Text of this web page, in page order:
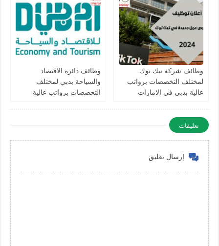
وظائف شركة تيك توك
لمختلف التخصصات برواتب
عالية بدبي في الامارات
وظائف دائرة الاقتصاد
والسياحة بدبي لمختلف
التخصصات برواتب عالية
تعليقات
إرسال تعليق